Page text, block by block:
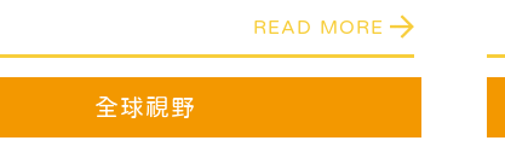
作品，培養高度的閱讀理解能力，並激發
愛。
READ MORE
全球視野